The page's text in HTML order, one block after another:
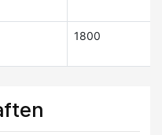
1800